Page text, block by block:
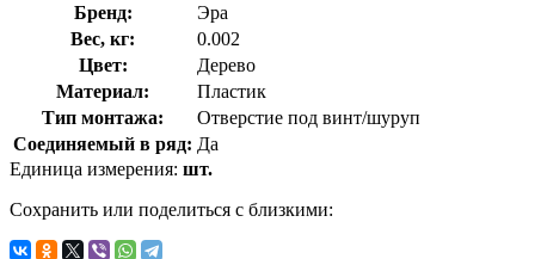
Бренд:
Эра
Вес, кг:
0.002
Цвет:
Дерево
Материал:
Пластик
Тип монтажа:
Отверстие под винт/шуруп
Соединяемый в ряд: Да
Единица измерения: шт.
Сохранить или поделиться с близкими: